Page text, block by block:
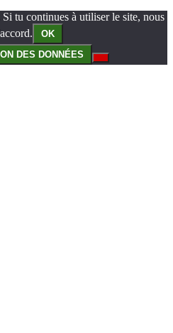
tu continues à utiliser le site, nous
OK
DES DONNÉES